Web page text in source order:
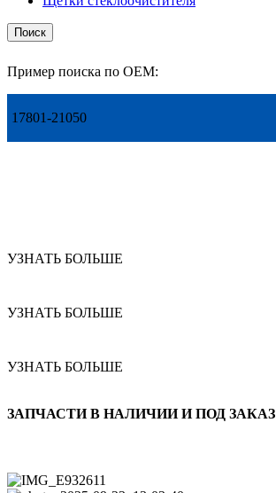
Поиск
Пример поиска по OEM:
17801-21050
УЗНАТЬ БОЛЬШЕ
УЗНАТЬ БОЛЬШЕ
УЗНАТЬ БОЛЬШЕ
ЗАПЧАСТИ В НАЛИЧИИ И ПОД ЗАКАЗ